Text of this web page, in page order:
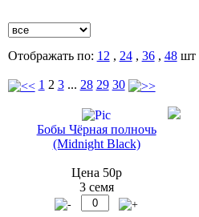
Отображать по: 12 , 24, 36, 48шт
1 2 3 ... 28 29 30
Бобы Чёрная полночь
(Midnight Black)
Цена 50р
3 семя